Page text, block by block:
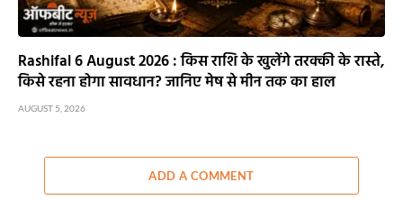
Rashifal 6 August 2026 : किस राशि के खुलेंगे तरक्की के रास्ते,
किसे रहना होगा सावधान? जानिए मेष से मीन तक का हाल
AUGUST 5, 2026
ADD A COMMENT